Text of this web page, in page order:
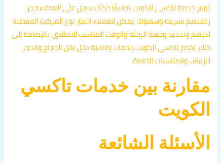
توفر خدمة تاكسي الكويت تطبيقًا ذكيًا يسهل على العملاء حجز
رحلاتهم بسرعة وسهولة. يمكن للعملاء اختيار نوع المركبة المفضلة
لديهم وتحديد وجهة الرحلة والوقت المناسب للانطلاق. بالإضافة إلى
ذلك، تقدم تاكسي الكويت خدمات إضافية مثل نقل الحجاج والحجز
للزفاف والمناسبات الخاصة.
مقارنة بين خدمات تاكسي
الكويت
الأسئلة الشائعة